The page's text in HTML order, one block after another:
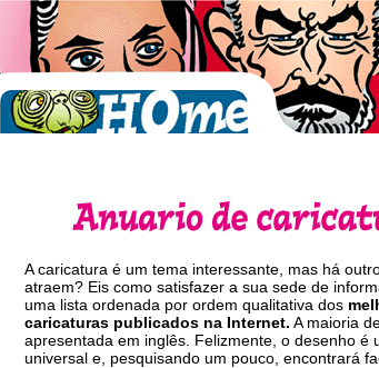
A caricatura é um tema interessante, mas há
atraem? Eis como satisfazer a sua sede de
uma lista ordenada por ordem qualitativa dos
caricaturas publicados na Internet. A maioria
apresentada em inglês. Felizmente, o desenho é
universal e, pesquisando um pouco, encontrará